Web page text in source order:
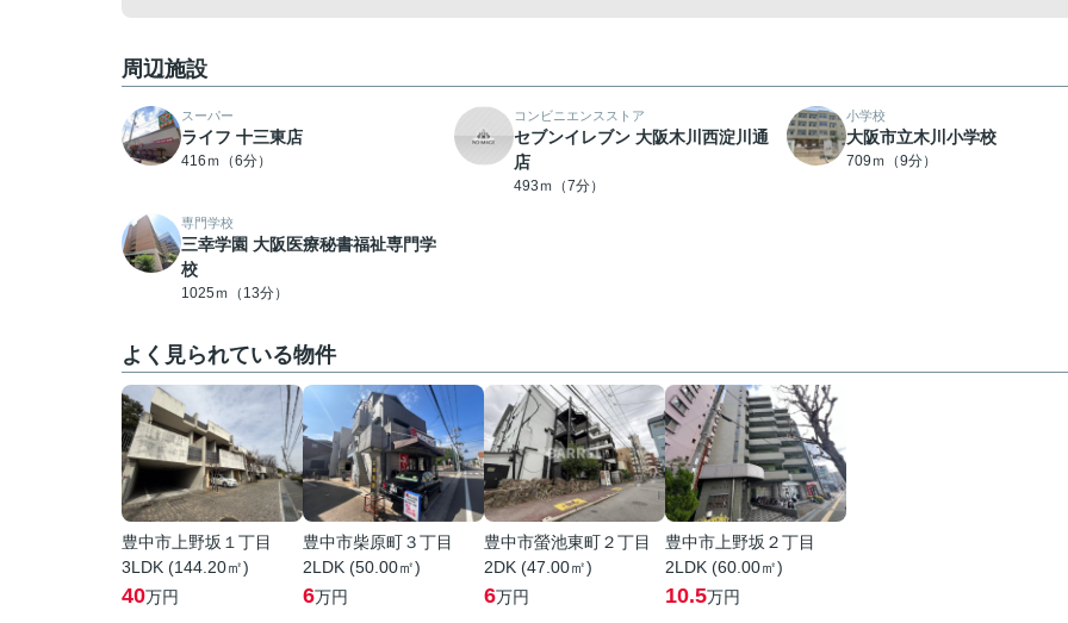
周辺施設
スーパー
ライフ 十三東店
416ｍ（6分）
コンビニエンスストア
セブンイレブン 大阪木川西淀川通
店
493ｍ（7分）
小学校
大阪市立木川小学校
709ｍ（9分）
専門学校
三幸学園 大阪医療秘書福祉専門学
校
1025ｍ（13分）
よく見られている物件
豊中市上野坂１丁目
3LDK (144.20㎡)
40万円
豊中市柴原町３丁目
2LDK (50.00㎡)
6万円
豊中市螢池東町２丁目
2DK (47.00㎡)
6万円
豊中市上野坂２丁目
2LDK (60.00㎡)
10.5万円